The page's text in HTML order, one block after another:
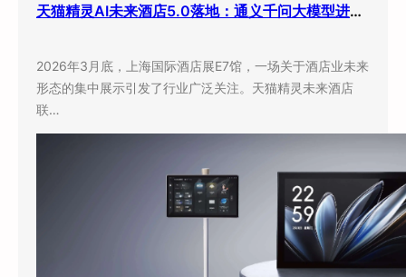
天猫精灵AI未来酒店5.0落地：通义千问大模型进驻客房，酒店业迎来”数字员工”时代
2026年3月底，上海国际酒店展E7馆，一场关于酒店业未来
形态的集中展示引发了行业广泛关注。天猫精灵未来酒店
联…